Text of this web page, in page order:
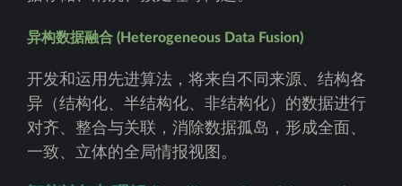
异构数据融合 (Heterogeneous Data Fusion)
开发和运用先进算法，将来自不同来源、结构各
异（结构化、半结构化、非结构化）的数据进行
对齐、整合与关联，消除数据孤岛，形成全面、
一致、立体的全局情报视图。